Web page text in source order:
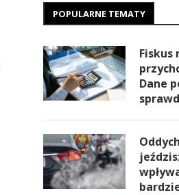
POPULARNE TEMATY
Fiskus
Dane